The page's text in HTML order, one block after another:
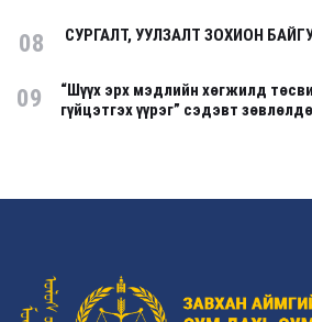
08 СУРГАЛТ, УУЛЗАЛТ ЗОХИОН
09
“Шүүх эрх мэдлийн хөгжилд
гүйцэтгэх үүрэг” сэдэвт